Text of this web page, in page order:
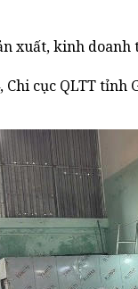
xuất, kinh
cục QLTT